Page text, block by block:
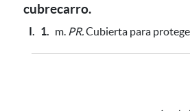
cubrecarro.
I. 1. m. PR.Cubierta para